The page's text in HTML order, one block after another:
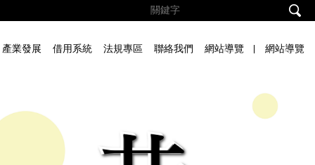
產業發展 借用系統 法規專區 聯絡我們 網站導覽 網站導覽